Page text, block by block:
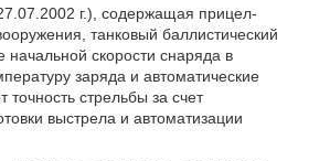
г.), содержащая прицел-
танковый баллистический
начальной скорости снаряда в
заряда и автоматические
точность стрельбы за счет
выстрела и автоматизации